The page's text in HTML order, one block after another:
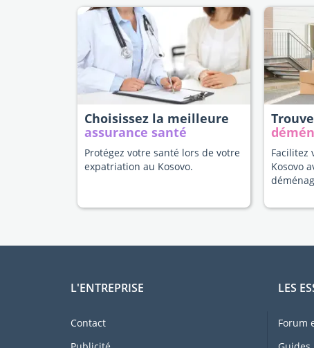
Choisissez la meilleure
assurance santé
Protégez votre santé lors de votre
expatriation au Kosovo.
Facilitez
Kosovo
L'ENTREPRISE
Contact
LES
Forum